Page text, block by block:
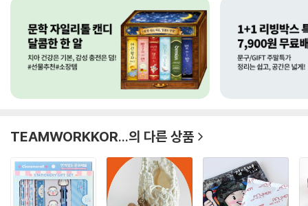
TEAMWORKKOR...의 다른 상품